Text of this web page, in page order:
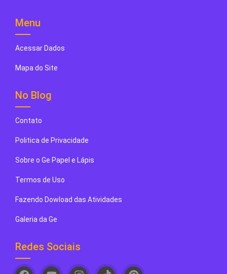
Menu
Acessar Dados
Mapa do Site
No Blog
Contato
Politica de Privacidade
Sobre o Ge Papel e Lápis
Termos de Uso
Fazendo Dowload das Atividades
Galeria da Ge
Redes Sociais